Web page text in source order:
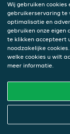
Piet Heinkade 61
1019 GM
Nederland
Bijgewerkte
Wij kunnen deze
reactie op
ontwikkelingen.
bijwerken, zullen
op de hoogte te
Wij gebruiken cookies
gebruikerservaring te
optimalisatie en
gebruiken onze eigen
te klikken accepteert
noodzakelijke
welke cookies u wilt
meer informatie.